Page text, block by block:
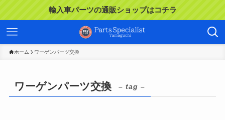
輸入車パーツの通販ショップはコチラ
ホーム ワーゲンパーツ交換
ワーゲンパーツ交換 – tag –